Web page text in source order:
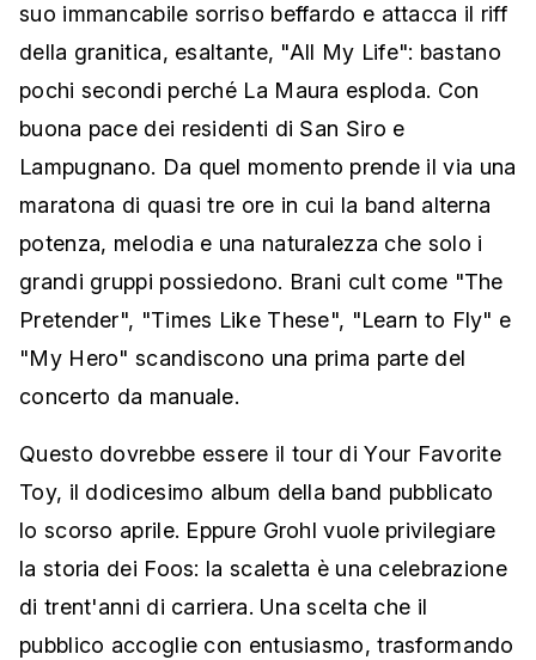
suo immancabile sorriso beffardo e attacca il riff
della granitica, esaltante, "All My Life": bastano
pochi secondi perché La Maura esploda. Con
buona pace dei residenti di San Siro e
Lampugnano. Da quel momento prende il via una
maratona di quasi tre ore in cui la band alterna
potenza, melodia e una naturalezza che solo i
grandi gruppi possiedono. Brani cult come "The
Pretender", "Times Like These", "Learn to Fly" e
"My Hero" scandiscono una prima parte del
concerto da manuale.
Questo dovrebbe essere il tour di Your Favorite
Toy, il dodicesimo album della band pubblicato
lo scorso aprile. Eppure Grohl vuole privilegiare
la storia dei Foos: la scaletta è una celebrazione
di trent'anni di carriera. Una scelta che il
pubblico accoglie con entusiasmo, trasformando